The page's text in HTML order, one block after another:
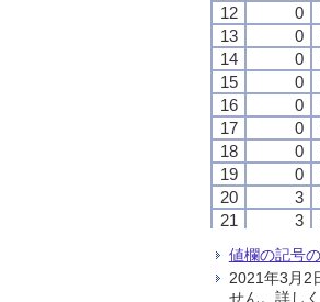
12
0
13
0
14
0
15
0
16
0
17
0
18
0
19
0
20
3
21
3
23
0
24
0
12
0
13
0
14
0
15
0
16
0
17
0
18
0
19
0
20
3
21
3
23
0
24
0
12
0
13
0
14
0
15
0
16
0
17
0
18
0
19
0
20
3
21
3
23
0
24
0
12
0
13
0
14
0
15
0
16
0
17
0
18
0
19
0
20
3
21
3
23
0
24
0
値欄の記号
2021年3月2
せん。詳し